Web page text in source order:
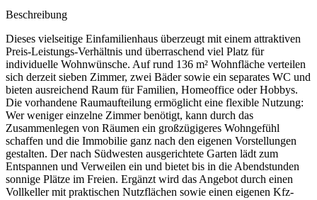
Beschreibung
Dieses vielseitige Einfamilienhaus überzeugt mit einem attraktiven
Preis-Leistungs-Verhältnis und überraschend viel Platz für
individuelle Wohnwünsche. Auf rund 136 m² Wohnfläche verteilen
sich derzeit sieben Zimmer, zwei Bäder sowie ein separates WC und
bieten ausreichend Raum für Familien, Homeoffice oder Hobbys.
Die vorhandene Raumaufteilung ermöglicht eine flexible Nutzung:
Wer weniger einzelne Zimmer benötigt, kann durch das
Zusammenlegen von Räumen ein großzügigeres Wohngefühl
schaffen und die Immobilie ganz nach den eigenen Vorstellungen
gestalten. Der nach Südwesten ausgerichtete Garten lädt zum
Entspannen und Verweilen ein und bietet bis in die Abendstunden
sonnige Plätze im Freien. Ergänzt wird das Angebot durch einen
Vollkeller mit praktischen Nutzflächen sowie einen eigenen Kfz-